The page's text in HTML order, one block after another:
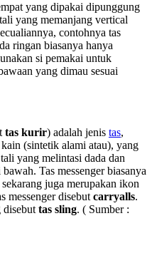
yang dipakai dipunggung
yang memanjang vertical
contohnya tas
ringan biasanya hanya
si pemakai untuk
yang dimau sesuai
tas kurir) adalah jenis tas,
(sintetik alami atau), yang
yang melintasi dada dan
Tas messenger biasanya
juga merupakan ikon
messenger disebut carryalls.
disebut tas sling. ( Sumber :